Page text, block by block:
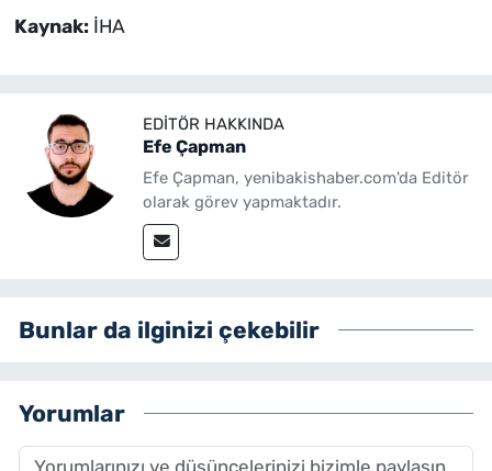
Kaynak: İHA
EDITÖR HAKKINDA
Efe Çapman
Efe Çapman, yenibakishaber.com'da Editör
olarak görev yapmaktadır.
Bunlar da ilginizi çekebilir
Yorumlar